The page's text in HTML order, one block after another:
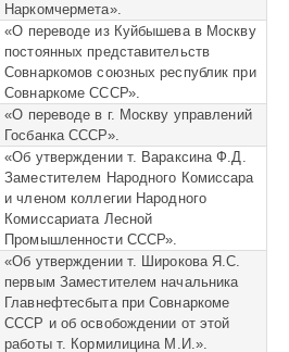
Наркомчермета».
«О переводе из Куйбышева в Москву
постоянных представительств
Совнаркомов союзных республик при
Совнаркоме СССР».
«О переводе в г. Москву управлений
Госбанка СССР».
«Об утверждении т. Вараксина Ф.Д.
Заместителем Народного Комиссара
и членом коллегии Народного
Комиссариата Лесной
Промышленности СССР».
«Об утверждении т. Широкова Я.С.
первым Заместителем начальника
Главнефтесбыта при Совнаркоме
СССР и об освобождении от этой
работы т. Кормилицина М.И.».